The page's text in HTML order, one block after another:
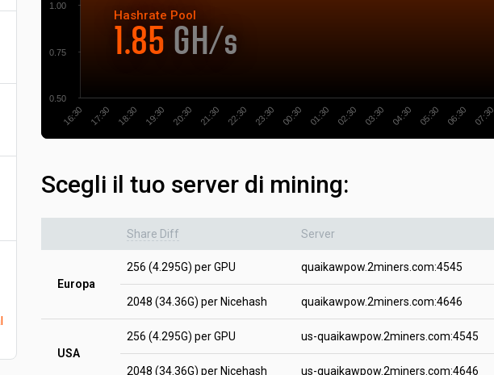
Hashrate Pool
1.85 GH/s
16:30 17:30 18:30 19:30 20:30 21:30 22:30 23:30 00:30 01:30 02:30 03:30 04:30 05:30 06:30 07:30
0.50
0.75
1.00
Scegli il tuo server di mining:
Share Diff Server
Europa
256 (4.295G) per GPU quaikawpow.2miners.com:4545
2048 (34.36G) per Nicehash quaikawpow.2miners.com:4646
USA
256 (4.295G) per GPU us-quaikawpow.2miners.com:4545
2048 (34.36G) per Nicehash us-quaikawpow.2miners.com:4646